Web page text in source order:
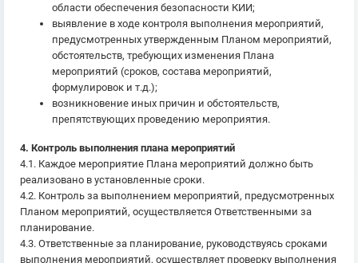
области обеспечения безопасности КИИ;
выявление в ходе контроля выполнения мероприятий,
предусмотренных утвержденным Планом мероприятий,
обстоятельств, требующих изменения Плана
мероприятий (сроков, состава мероприятий,
формулировок и т.д.);
возникновение иных причин и обстоятельств,
препятствующих проведению мероприятия.
4. Контроль выполнения плана мероприятий
4.1. Каждое мероприятие Плана мероприятий должно быть
реализовано в установленные сроки.
4.2. Контроль за выполнением мероприятий, предусмотренных
Планом мероприятий, осуществляется Ответственными за
планирование.
4.3. Ответственные за планирование, руководствуясь сроками
выполнения мероприятий, осуществляет проверку выполнения